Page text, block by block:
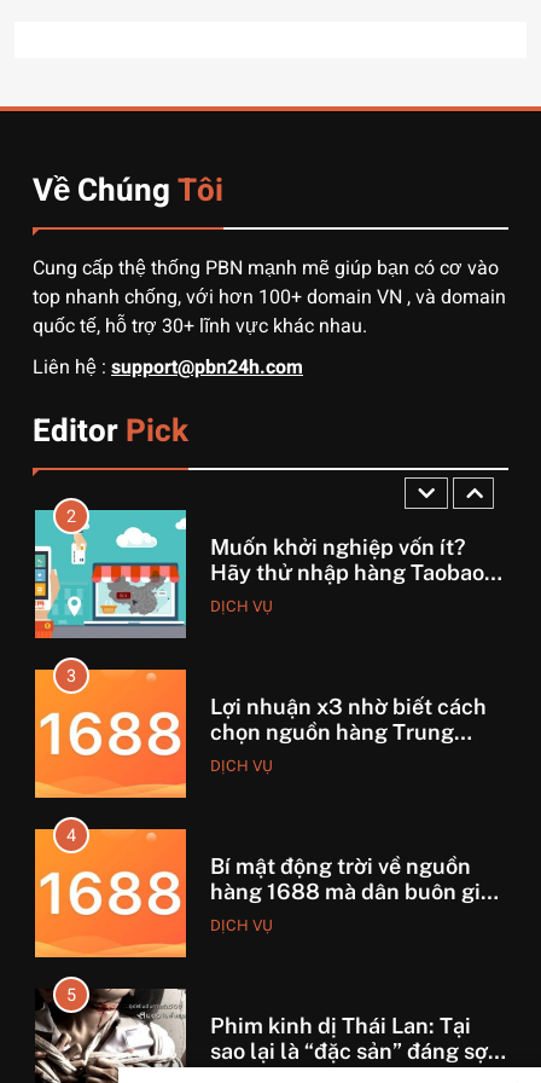
Về ChúngTôi
Cung cấp thệ thống PBN mạnh mẽ giúp bạn có cơ vào
top nhanh chống, với hơn 100+ domain VN , và domain
quốc tế, hỗ trợ 30+ lĩnh vực khác nhau.
Liên hệ : support@pbn24h.com
EditorPick
chọn đường biển hay đường
1
3 sai lầm chí mạng khiến
vốn, ôm sô
DỊCH VỤ
2
tháng lời 20 triệu
3
Lợi nhuận x3 nhờ biết cách
chọn nguồn hàng Trung
Quốc chuẩn
DỊCH VỤ
4
Bí mật động trời về nguồn
hàng 1688 mà dân buôn giấu
nhẹm!
DỊCH VỤ
5
Phim kinh dị Thái Lan: Tại
sao lại là “đặc sản” đáng sợ
nhất thế giới?
GIẢI TRÍ
6
Top 5 lý do Backcom XM là
lựa chọn số 1 cho trader Việt
hiện nay